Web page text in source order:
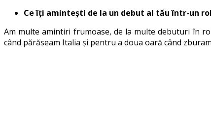
Ce îți amintești de la un debut al tău într-un
Am multe amintiri frumoase, de la multe debuturi în
când părăseam Italia și pentru a doua oară când